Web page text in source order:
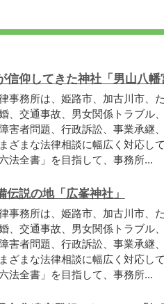
信仰してきた神社「男山八幡
事務所は、姫路市、加古川市、た
、交通事故、男女関係トラブル
害者問題、行政訴訟、事業承継
ざまな法律相談に幅広く対応し
法全書」を目指して、事務所...
伝説の地「広峯神社」
事務所は、姫路市、加古川市、た
、交通事故、男女関係トラブル
害者問題、行政訴訟、事業承継
ざまな法律相談に幅広く対応し
法全書」を目指して、事務所...